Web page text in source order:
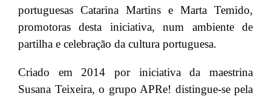
portuguesas Catarina Martins e Marta Temido,
promotoras desta iniciativa, num ambiente de
partilha e celebração da cultura portuguesa.
Criado em 2014 por iniciativa da maestrina
Susana Teixeira, o grupo APRe! distingue-se pela